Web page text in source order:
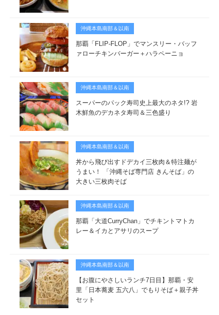
沖縄本島南部＆以南
那覇「FLIP-FLOP」でマンスリー・バッフ
ァローチキンバーガー＋ハラペーニョ
沖縄本島南部＆以南
スーパーのパック寿司史上最大のネタ!? 岩
木鮮魚のデカネタ寿司＆三色盛り
沖縄本島南部＆以南
丼から飛び出すドデカイ三枚肉＆特注麺が
うまい！ 「沖縄そば専門店 きんそば」の
大きい三枚肉そば
沖縄本島南部＆以南
那覇「大道CurryChan」でチキントマトカ
レー＆イカとアサリのスープ
沖縄本島南部＆以南
【お腹にやさしいランチ7日目】那覇・安
里「日本蕎麦 五六八」でもりそば＋親子丼
セット